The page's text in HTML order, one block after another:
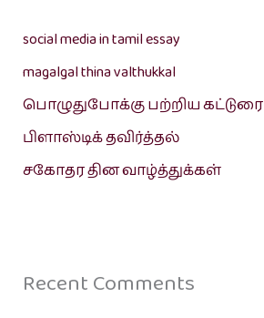
social media in tamil essay
magalgal thina valthukkal
பொழுதுபோக்கு பற்றிய கட்டுரை
பிளாஸ்டிக் தவிர்த்தல்
சகோதர தின வாழ்த்துக்கள்
Recent Comments